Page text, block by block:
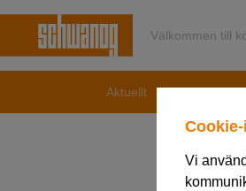
Vi
Välkommen till
Aktuellt News